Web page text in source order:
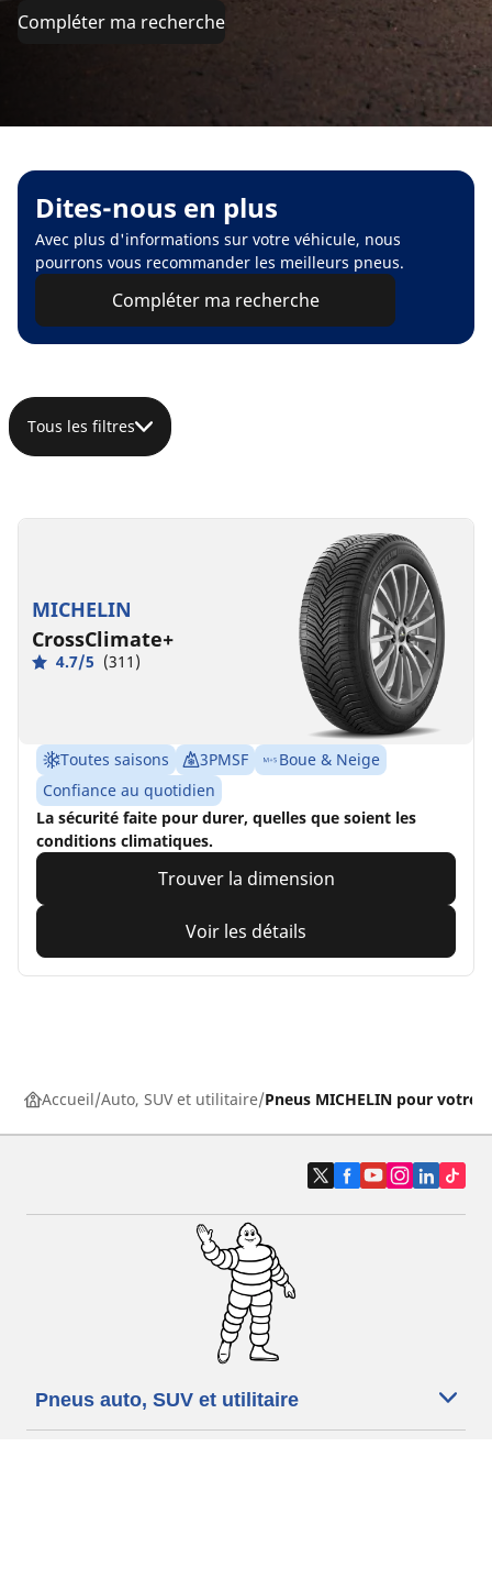
Compléter ma recherche
Dites-nous en plus
Avec plus d'informations sur votre véhicule, nous
pourrons vous recommander les meilleurs pneus.
Compléter ma recherche
Tous les filtres
MICHELIN
CrossClimate+
4.7/5 (311)
Toutes saisons 3PMSF
Boue & Neige
Confiance au quotidien
La sécurité faite pour durer, quelles que soient les
conditions climatiques.
Trouver la dimension
Voir les détails
Accueil Auto, SUV et utilitaire Pneus MICHELIN pour votre
Pneus auto, SUV et utilitaire